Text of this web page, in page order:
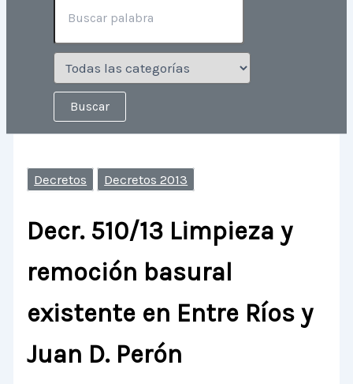
Decretos Decretos 2013
Decr. 510/13 Limpieza y
remoción basural
existente en Entre Ríos y
Juan D. Perón